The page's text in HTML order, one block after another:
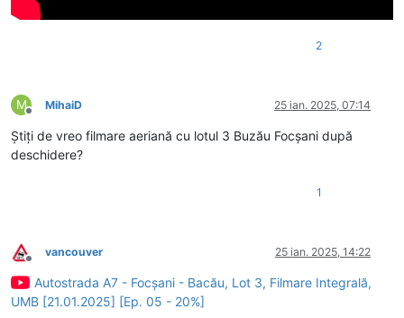
2
M
Deconectat
MihaiD 25 ian. 2025, 07:14
Știți de vreo filmare aeriană cu lotul 3 Buzău Focșani după
deschidere?
1
Deconectat
vancouver 25 ian. 2025, 14:22
Autostrada A7 - Focșani - Bacău, Lot 3, Filmare Integrală,
UMB [21.01.2025] [Ep. 05 - 20%]